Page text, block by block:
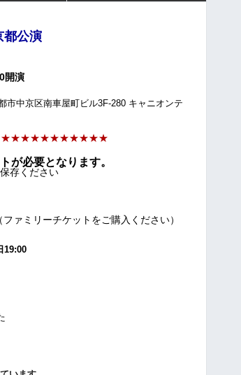
都公演
開演
市中京区南車屋町ビル3F-280 キャニオンテ
★★★★★★★★★★
が必要となります。
存ください
（ファミリーチケットをご購入ください）